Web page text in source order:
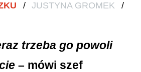
/ JUSTYNA GROMEK
/
trzeba go powoli
– mówi szef